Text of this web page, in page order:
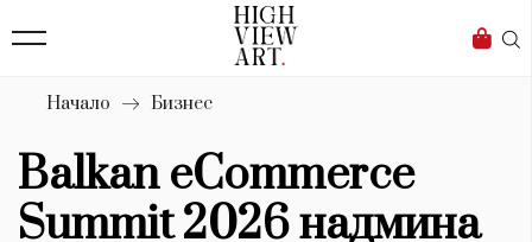
Бизнес
Мода
Dialogue
Изкуство
4340
Начало Бизнес
Balkan eCommerce
Summit 2026 надмина